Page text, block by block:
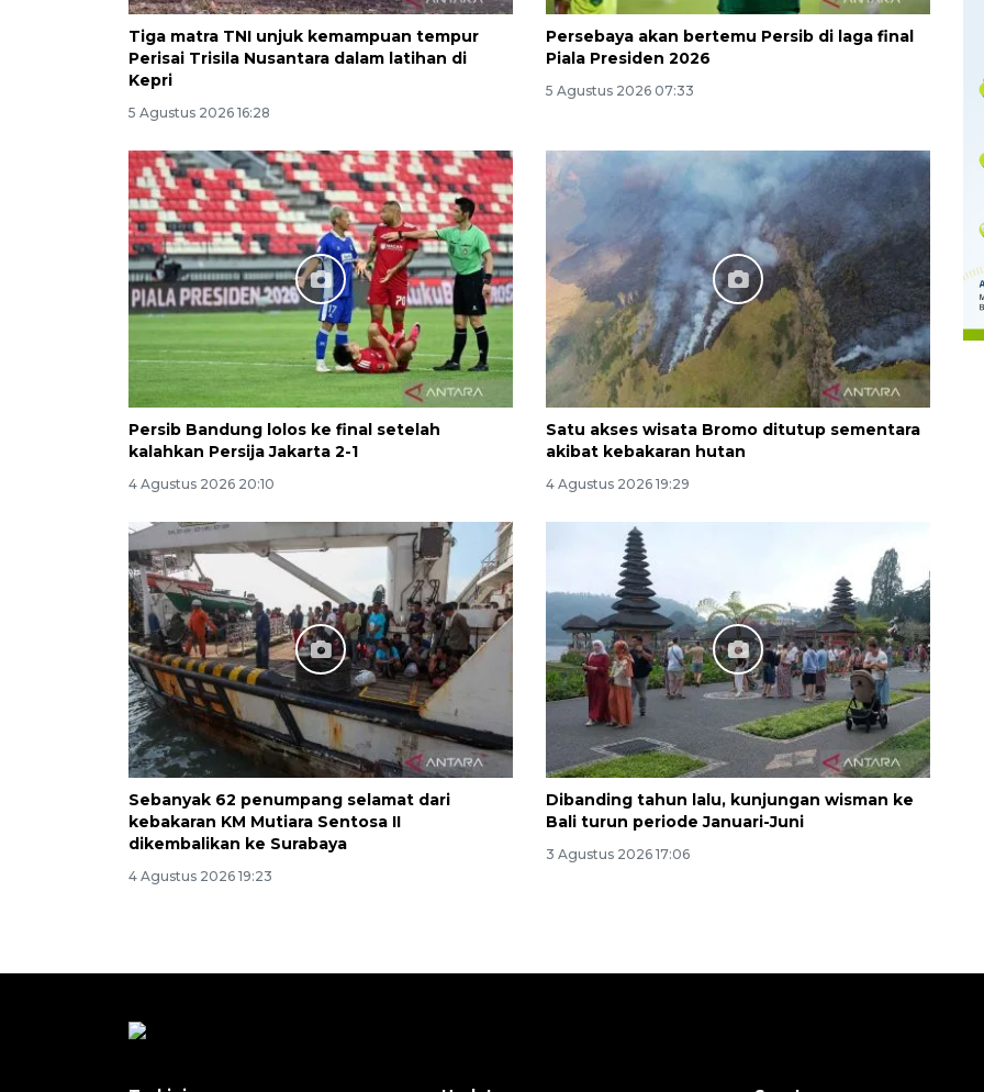
Tiga matra TNI unjuk kemampuan tempur
Perisai Trisila Nusantara dalam latihan di
Kepri
5 Agustus 2026 16:28
Persebaya akan bertemu Persib di laga final
Piala Presiden 2026
5 Agustus 2026 07:33
Persib Bandung lolos ke final setelah
kalahkan Persija Jakarta 2-1
4 Agustus 2026 20:10
Satu akses wisata Bromo ditutup sementara
akibat kebakaran hutan
4 Agustus 2026 19:29
Sebanyak 62 penumpang selamat dari
kebakaran KM Mutiara Sentosa II
dikembalikan ke Surabaya
4 Agustus 2026 19:23
Dibanding tahun lalu, kunjungan wisman ke
Bali turun periode Januari-Juni
3 Agustus 2026 17:06
Memberantas kejahatan
jalanan Jakarta
2026-08-05 18:00:00